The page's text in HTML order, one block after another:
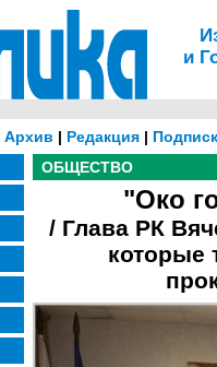
и
Архив | Редакция|
ОБЩЕСТВО
"Око
/ Глава РК
которые